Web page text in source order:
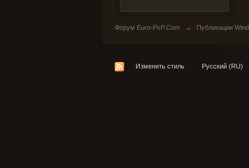
Форум Euro-PvP.Com → Публикации
Изменить стиль Русский (RU)